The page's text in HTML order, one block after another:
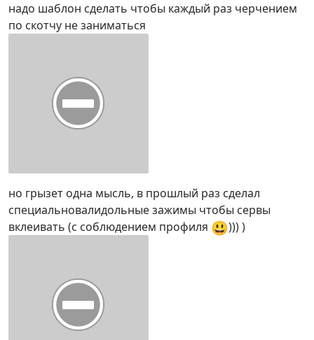
надо шаблон сделать чтобы каждый раз черчением
по скотчу не заниматься
но грызет одна мысль, в прошлый раз сделал
специальновалидольные зажимы чтобы сервы
вклеивать (с соблюдением профиля 😃))) )